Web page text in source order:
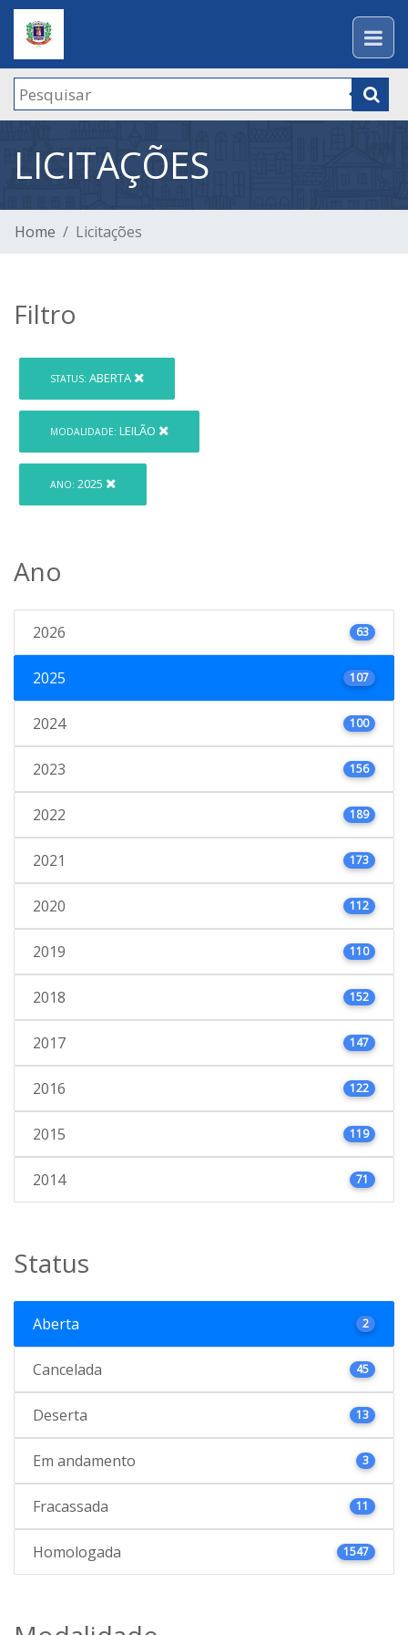
LICITAÇÕES
Home Licitações
Filtro
STATUS: ABERTA
MODALIDADE: LEILÃO
ANO: 2025
Ano
2026 63
2025 107
2024 100
2023 156
2022 189
2021 173
2020 112
2019 110
2018 152
2017 147
2016 122
2015 119
2014 71
Status
Aberta 2
Cancelada 45
Deserta 13
Em andamento 3
Fracassada 11
Homologada 1547